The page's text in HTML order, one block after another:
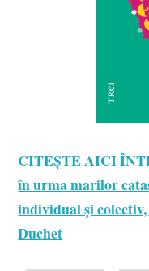
CITEȘTE AICI
în urma marilor
individual şi
Duchet